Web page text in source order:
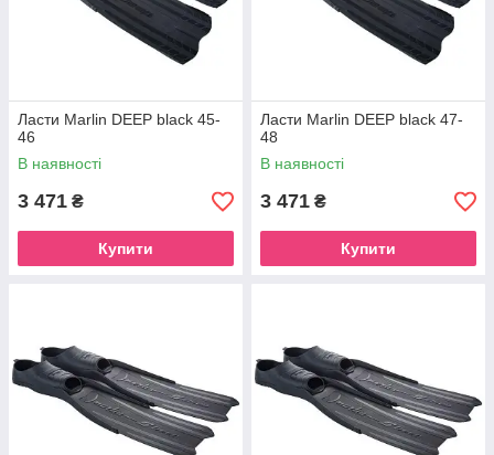
Ласти Marlin DEEP black 45-
46
В наявності
3 471 ₴
Купити
Ласти Marlin DEEP black 47-
48
В наявності
3 471 ₴
Купити